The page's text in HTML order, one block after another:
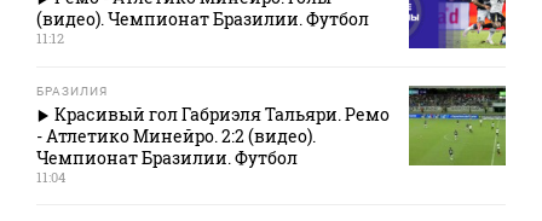
(видео). Чемпионат Бразилии. Футбол
11:12
БРАЗИЛИЯ
Красивый гол Габриэля Тальяри. Ремо
- Атлетико Минейро. 2:2 (видео).
Чемпионат Бразилии. Футбол
11:04